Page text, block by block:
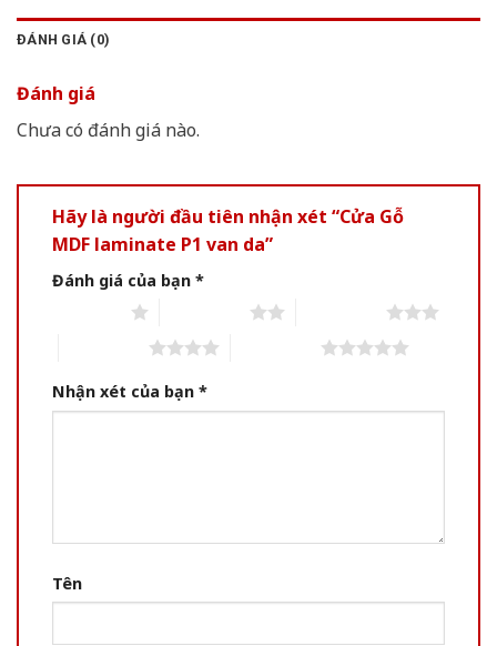
ĐÁNH GIÁ (0)
Đánh giá
Chưa có đánh giá nào.
Hãy là người đầu tiên nhận xét “Cửa Gỗ
MDF laminate P1 van da”
Đánh giá của bạn *
Nhận xét của bạn *
Tên